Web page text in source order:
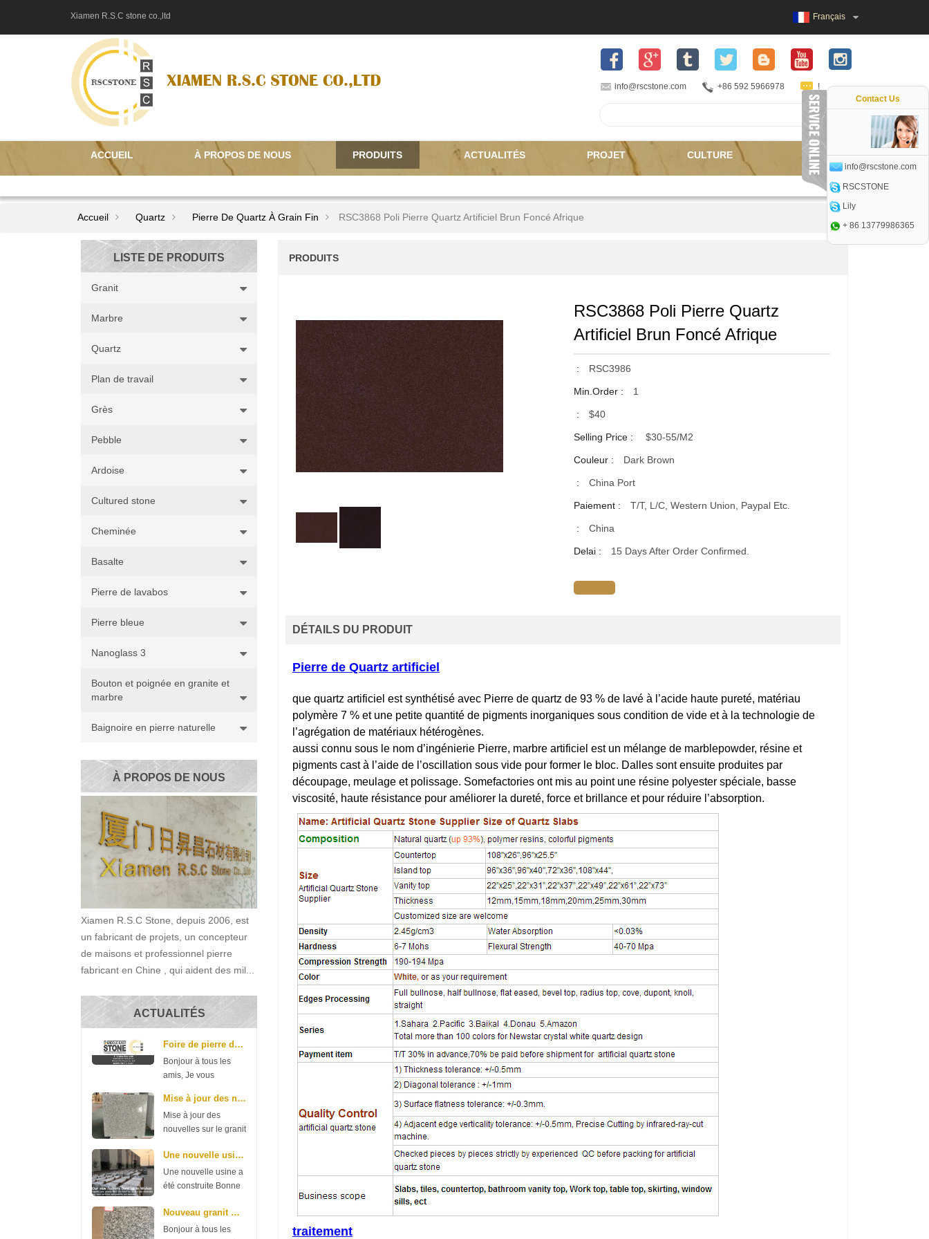
Xiamen R.S.C stone co.,ltd Français
info@rscstone.com +86 592 5966978 !
ACCUEIL À PROPOS DE NOUS PRODUITS ACTUALITÉS PROJET CULTURE
Accueil Quartz Pierre De Quartz À Grain Fin RSC3868 Poli Pierre Quartz Artificiel Brun Foncé Afrique
LISTE DE PRODUITS
Granit
Marbre
Quartz
Plan de travail
Grès
Pebble
Ardoise
Cultured stone
Cheminée
Basalte
Pierre de lavabos
Pierre bleue
Nanoglass 3
Bouton et poignée en granite et
marbre
Baignoire en pierre naturelle
À PROPOS DE NOUS
Xiamen R.S.C Stone, depuis 2006, est
un fabricant de projets, un concepteur
de maisons et professionnel pierre
fabricant en Chine , qui aident des mil...
ACTUALITÉS
Foire de pierre du Moyen-Orient
Bonjour à tous les
amis, Je vous
journée. Voici une
bonne nouvelle à
partager avec vous:
participera à la foire
de la pierre du
Moyen-Orient la
La f...
Mise à jour des nouvelles sur le granit gris G602 ...
Mise à jour des
nouvelles sur le granit
Bonne journée. Voici
une nouvelle du
granit G602 et G603,
G602 70 * 240up *
2cm 11,35 $ / m2 3
Une nouvelle usine a été construite
Une nouvelle usine a
été construite Bonne
amis. Notre société a
dépensé de l’argent
Nouveau granit G654 de Xiamen R.S.C Stone
Bonjour à tous les
PRODUITS
RSC3868 Poli Pierre Quartz
Artificiel Brun Foncé Afrique
: RSC3986
Min.Order : 1
: $40
Selling Price : $30-55/m2
Couleur : Dark Brown
: China Port
Paiement : T/T, L/C, Western Union, Paypal Etc.
: China
Delai : 15 Days After Order Confirmed.
DÉTAILS DU PRODUIT
Pierre de Quartz artificiel
que quartz artificiel est synthétisé avec Pierre de quartz de 93 % de lavé à l’acide haute pureté, matériau
polymère 7 % et une petite quantité de pigments inorganiques sous condition de vide et à la technologie de
l’agrégation de matériaux hétérogènes.
aussi connu sous le nom d’ingénierie Pierre, marbre artificiel est un mélange de marblepowder, résine et
pigments cast à l’aide de l’oscillation sous vide pour former le bloc. Dalles sont ensuite produites par
découpage, meulage et polissage. Somefactories ont mis au point une résine polyester spéciale, basse
viscosité, haute résistance pour améliorer la dureté, force et brillance et pour réduire l’absorption.
traitement
Contact Us
info@rscstone.com
RSCSTONE
Lily
+ 86 13779986365